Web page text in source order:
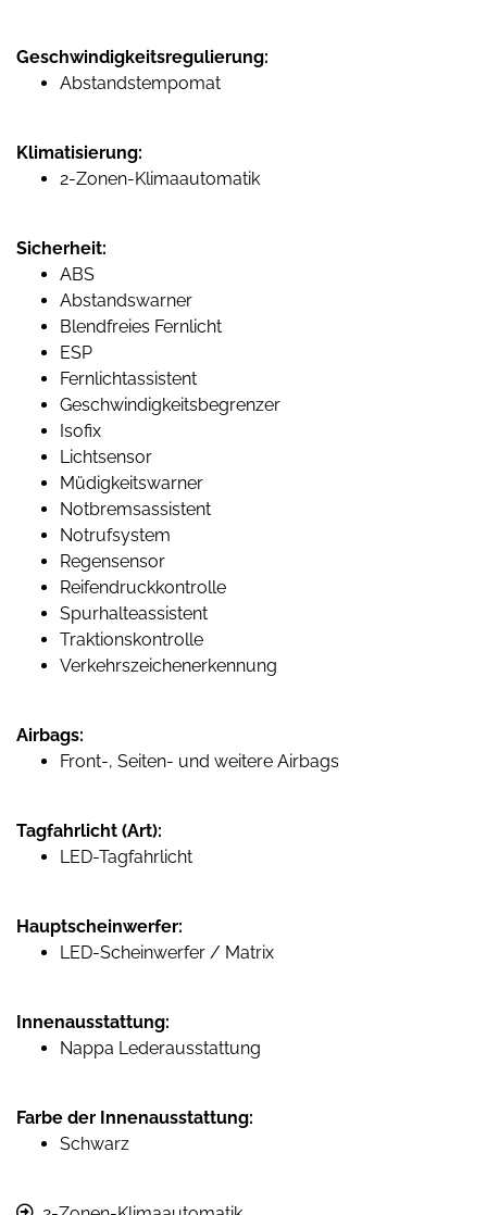
Geschwindigkeitsregulierung:
Abstandstempomat
Klimatisierung:
2-Zonen-Klimaautomatik
Sicherheit:
ABS
Abstandswarner
Blendfreies Fernlicht
ESP
Fernlichtassistent
Geschwindigkeitsbegrenzer
Isofix
Lichtsensor
Müdigkeitswarner
Notbremsassistent
Notrufsystem
Regensensor
Reifendruckkontrolle
Spurhalteassistent
Traktionskontrolle
Verkehrszeichenerkennung
Airbags:
Front-, Seiten- und weitere Airbags
Tagfahrlicht (Art):
LED-Tagfahrlicht
Hauptscheinwerfer:
LED-Scheinwerfer / Matrix
Innenausstattung:
Nappa Lederausstattung
Farbe der Innenausstattung:
Schwarz